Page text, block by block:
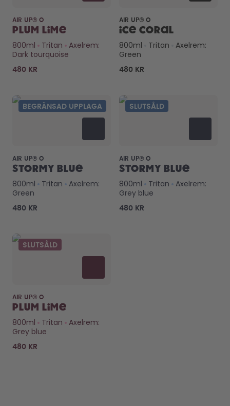
AIR UP® O
Plum Lime
800ml
Tritan
Axelrem:
Dark tourquoise
480 KR
AIR UP® O
Ice Coral
800ml
Tritan
Axelrem:
Green
480 KR
BEGRÄNSAD UPPLAGA
AIR UP® O
Stormy Blue
800ml
Tritan
Axelrem:
Green
480 KR
SLUTSÅLD
AIR UP® O
Stormy Blue
800ml
Tritan
Axelrem:
Grey blue
480 KR
SLUTSÅLD
AIR UP® O
Plum Lime
800ml
Tritan
Axelrem:
Grey blue
480 KR